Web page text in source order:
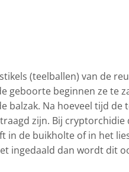
(teelballen) van de
geboorte beginnen ze te
balzak. Na hoeveel tijd
zijn. Bij
in de buikholte of in het
ingedaald dan wordt dit